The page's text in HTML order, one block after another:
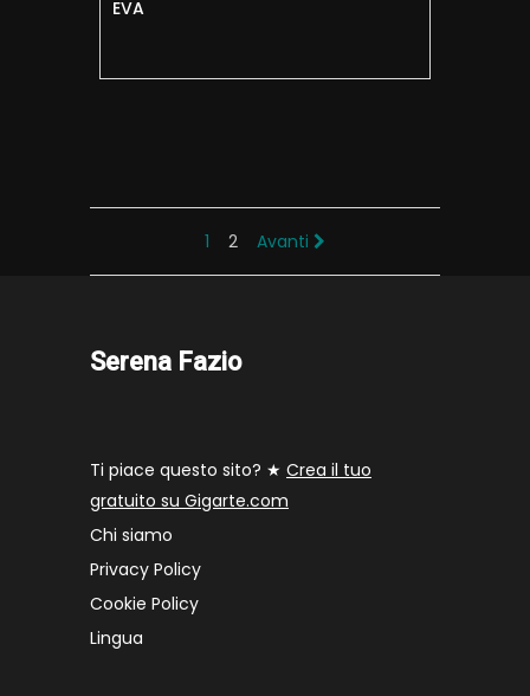
EVA
1 2 Avanti
Serena Fazio
Ti piace questo sito? ★ Crea il tuo
gratuito su Gigarte.com
Chi siamo
Privacy Policy
Cookie Policy
Lingua